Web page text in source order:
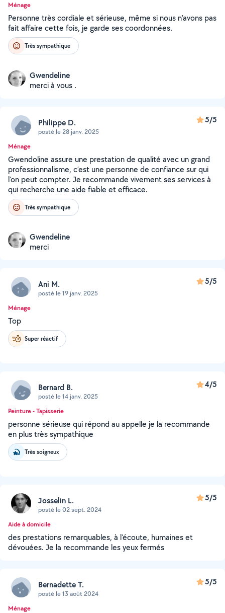
Ménage
Personne très cordiale et sérieuse, même si nous n’avons pas
fait affaire cette fois, je garde ses coordonnées.
Très sympathique
Gwendeline
merci à vous .
Philippe D.
posté le 28 janv. 2025
5/5
Ménage
Gwendoline assure une prestation de qualité avec un grand
professionnalisme, c’est une personne de confiance sur qui
l'on peut compter. Je recommande vivement ses services à
qui recherche une aide fiable et efficace.
Très sympathique
Gwendeline
merci
Ani M.
posté le 19 janv. 2025
5/5
Ménage
Top
Super réactif
Bernard B.
posté le 14 janv. 2025
4/5
Peinture - Tapisserie
personne sérieuse qui répond au appelle je la recommande
en plus très sympathique
Très soigneux
Josselin L.
posté le 02 sept. 2024
5/5
Aide à domicile
des prestations remarquables, à l'écoute, humaines et
dévouées. Je la recommande les yeux fermés
Bernadette T.
posté le 13 août 2024
5/5
Ménage